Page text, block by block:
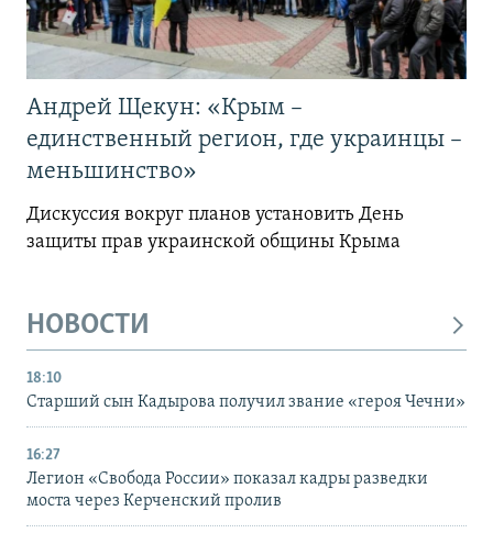
Андрей Щекун: «Крым –
единственный регион, где украинцы –
меньшинство»
Дискуссия вокруг планов установить День
защиты прав украинской общины Крыма
НОВОСТИ
18:10
Старший сын Кадырова получил звание «героя Чечни»
16:27
Легион «Свобода России» показал кадры разведки
моста через Керченский пролив